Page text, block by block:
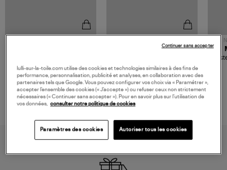
480,00 €
Champagne
189,00 €
TORAL
Mousse
lulli-sur-la-toile.com utilise des cookies et technologies similaires à des fins de
performance, personnalisation, publicité et analyses, en collaboration avec des
partenaires tels que Google. Vous pouvez configurer vos choix via « Paramétrer »,
accepter l’ensemble des cookies (« J’accepte ») ou refuser ceux non strictement
nécessaires (« Continuer sans accepter »). Pour en savoir plus sur l’utilisation de
vos données, consulter notre politique de cookies
Paramètres des cookies Autoriser tous les cookies
Continuer sans accepter